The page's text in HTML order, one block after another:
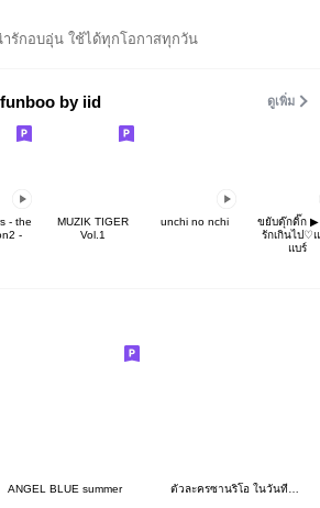
ารักอบอุ่น ใช้ได้ทุกโอกาสทุกวัน
by iid ดูเพิ่ม
- the
-
MUZIK TIGER
Vol.1
unchi no nchi
ขยับดุ๊กดิ๊ก
รักเกินไป♡
แบร์
ANGEL BLUE summer ตัวละครซานริโอ ในวันที่เป็นขนม!?